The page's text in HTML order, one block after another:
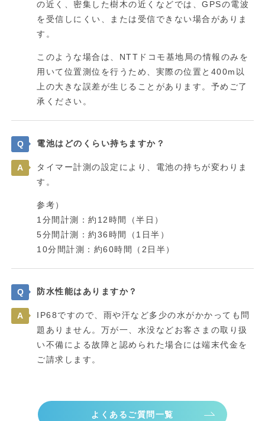
の近く、密集した樹木の近くなどでは、GPSの電波
を受信しにくい、または受信できない場合がありま
す。
このような場合は、NTTドコモ基地局の情報のみを
用いて位置測位を行うため、実際の位置と400m以
上の大きな誤差が生じることがあります。予めご了
承ください。
Q 電池はどのくらい持ちますか？
A
タイマー計測の設定により、電池の持ちが変わりま
す。
参考）
1分間計測：約12時間（半日）
5分間計測：約36時間（1日半）
10分間計測：約60時間（2日半）
Q 防水性能はありますか？
A
IP68ですので、雨や汗など多少の水がかかっても問
題ありません。万が一、水没などお客さまの取り扱
い不備による故障と認められた場合には端末代金を
ご請求します。
よくあるご質問一覧